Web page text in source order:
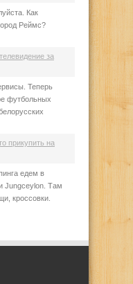
Как
Реймс?
за
Теперь
футбольных
прикупить на
едем в
Jungceylon. Там
кроссовки.